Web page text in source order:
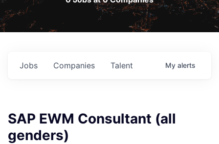
Jobs Companies Talent My alerts
SAP EWM Consultant (all
genders)